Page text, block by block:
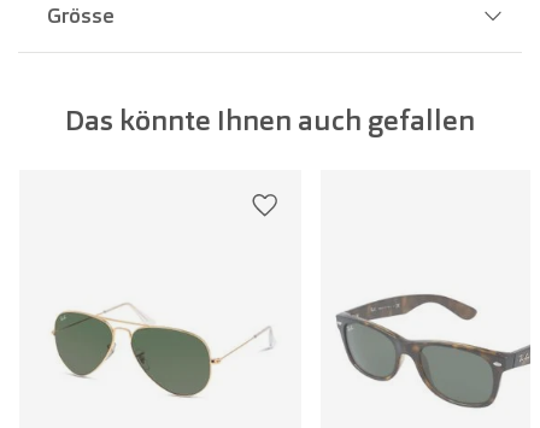
Grösse
Glasbreite: 54 mm
Das könnte Ihnen auch gefallen